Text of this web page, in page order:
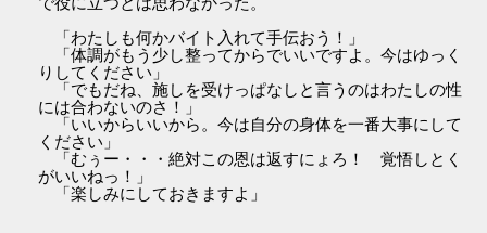
「わたしも何かバイト入れて手伝おう！」
「体調がもう少し整ってからでいいですよ。今はゆっく
りしてください」
「でもだね、施しを受けっぱなしと言うのはわたしの性
には合わないのさ！」
「いいからいいから。今は自分の身体を一番大事にして
ください」
「むぅー・・・絶対この恩は返すにょろ！ 覚悟しとく
がいいねっ！」
「楽しみにしておきますよ」